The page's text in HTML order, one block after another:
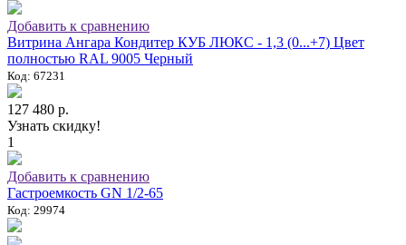
Добавить к сравнению
Витрина Ангара Кондитер КУБ ЛЮКС - 1,3 (0...+7) Цвет
полностью RAL 9005 Черный
Код: 67231
127 480 р.
Узнать скидку!
1
Добавить к сравнению
Гастроемкость GN 1/2-65
Код: 29974